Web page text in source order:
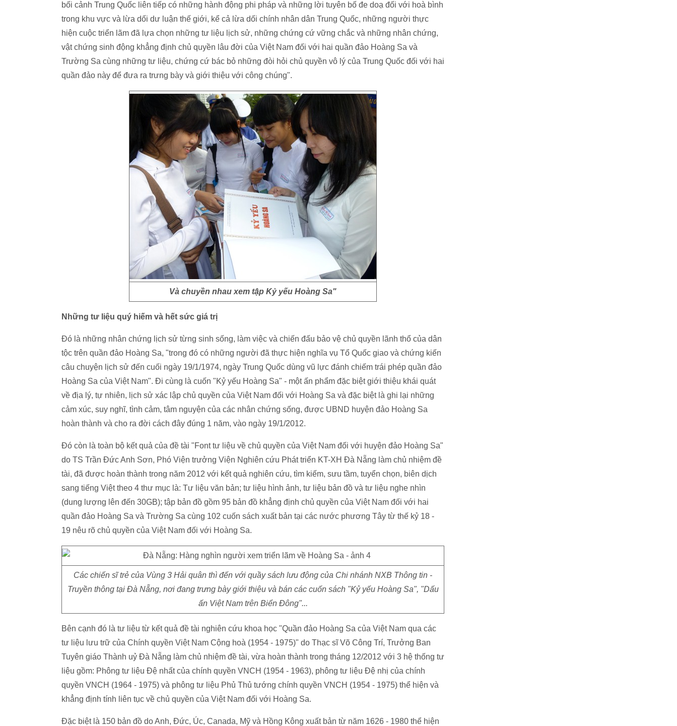
bối cảnh Trung Quốc liên tiếp có những hành động phi pháp và những lời tuyên bố đe doạ đối với hoà bình
trong khu vực và lừa dối dư luận thế giới, kể cả lừa dối chính nhân dân Trung Quốc, những người thực
hiện cuộc triển lãm đã lựa chọn những tư liệu lịch sử, những chứng cứ vững chắc và những nhân chứng,
vật chứng sinh động khẳng định chủ quyền lâu đời của Việt Nam đối với hai quần đảo Hoàng Sa và
Trường Sa cùng những tư liệu, chứng cứ bác bỏ những đòi hỏi chủ quyền vô lý của Trung Quốc đối với hai
quần đảo này để đưa ra trưng bày và giới thiệu với công chúng".
Và chuyền nhau xem tập Kỷ yếu Hoàng Sa"
Những tư liệu quý hiếm và hết sức giá trị
Đó là những nhân chứng lịch sử từng sinh sống, làm việc và chiến đấu bảo vệ chủ quyền lãnh thổ của dân
tộc trên quần đảo Hoàng Sa, "trong đó có những người đã thực hiện nghĩa vụ Tổ Quốc giao và chứng kiến
câu chuyện lịch sử đến cuối ngày 19/1/1974, ngày Trung Quốc dùng vũ lực đánh chiếm trái phép quần đảo
Hoàng Sa của Việt Nam". Đi cùng là cuốn "Kỷ yếu Hoàng Sa" - một ấn phẩm đặc biệt giới thiệu khái quát
về địa lý, tự nhiên, lịch sử xác lập chủ quyền của Việt Nam đối với Hoàng Sa và đặc biệt là ghi lại những
cảm xúc, suy nghĩ, tình cảm, tâm nguyện của các nhân chứng sống, được UBND huyện đảo Hoàng Sa
hoàn thành và cho ra đời cách đây đúng 1 năm, vào ngày 19/1/2012.
Đó còn là toàn bộ kết quả của đề tài "Font tư liệu về chủ quyền của Việt Nam đối với huyện đảo Hoàng Sa"
do TS Trần Đức Anh Sơn, Phó Viện trưởng Viện Nghiên cứu Phát triển KT-XH Đà Nẵng làm chủ nhiệm đề
tài, đã được hoàn thành trong năm 2012 với kết quả nghiên cứu, tìm kiếm, sưu tầm, tuyển chọn, biên dịch
sang tiếng Việt theo 4 thư mục là: Tư liệu văn bản; tư liệu hình ảnh, tư liệu bản đồ và tư liệu nghe nhìn
(dung lượng lên đến 30GB); tập bản đồ gồm 95 bản đồ khẳng định chủ quyền của Việt Nam đối với hai
quần đảo Hoàng Sa và Trường Sa cùng 102 cuốn sách xuất bản tại các nước phương Tây từ thế kỷ 18 -
19 nêu rõ chủ quyền của Việt Nam đối với Hoàng Sa.
Các chiến sĩ trẻ của Vùng 3 Hải quân thì đến với quầy sách lưu động của Chi nhánh NXB Thông tin -
Truyền thông tại Đà Nẵng, nơi đang trưng bày giới thiệu và bán các cuốn sách "Kỷ yếu Hoàng Sa", "Dấu
ấn Việt Nam trên Biển Đông"...
Bên cạnh đó là tư liệu từ kết quả đề tài nghiên cứu khoa học "Quần đảo Hoàng Sa của Việt Nam qua các
tư liệu lưu trữ của Chính quyền Việt Nam Cộng hoà (1954 - 1975)" do Thạc sĩ Võ Công Trí, Trưởng Ban
Tuyên giáo Thành uỷ Đà Nẵng làm chủ nhiệm đề tài, vừa hoàn thành trong tháng 12/2012 với 3 hệ thống tư
liệu gồm: Phông tư liệu Đệ nhất của chính quyền VNCH (1954 - 1963), phông tư liệu Đệ nhị của chính
quyền VNCH (1964 - 1975) và phông tư liệu Phủ Thủ tướng chính quyền VNCH (1954 - 1975) thể hiện và
khẳng định tính liên tục về chủ quyền của Việt Nam đối với Hoàng Sa.
Đặc biệt là 150 bản đồ do Anh, Đức, Úc, Canada, Mỹ và Hồng Kông xuất bản từ năm 1626 - 1980 thể hiện